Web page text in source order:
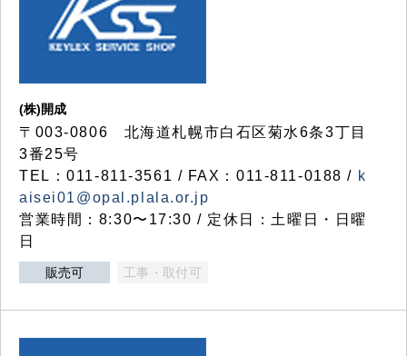
(株)開成
〒003-0806 北海道札幌市白石区菊水6条3丁目
3番25号
TEL：011-811-3561 / FAX：011-811-0188 / k
aisei01@opal.plala.or.jp
営業時間：8:30〜17:30 / 定休日：土曜日・日曜
日
販売可 工事・取付可